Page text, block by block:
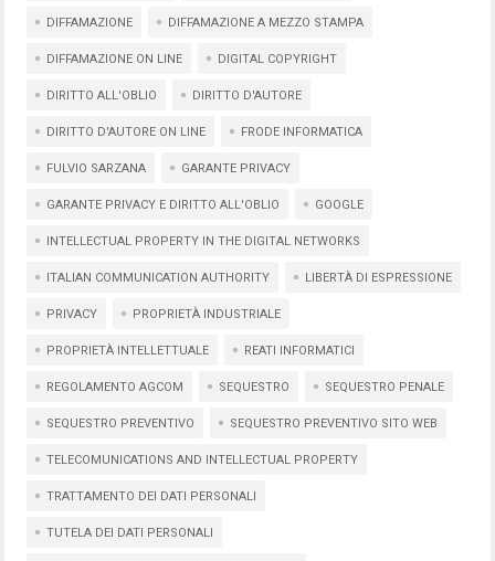
DIFFAMAZIONE DIFFAMAZIONE A MEZZO STAMPA
DIFFAMAZIONE ON LINE DIGITAL COPYRIGHT
DIRITTO ALL'OBLIO DIRITTO D'AUTORE
DIRITTO D'AUTORE ON LINE FRODE INFORMATICA
FULVIO SARZANA GARANTE PRIVACY
GARANTE PRIVACY E DIRITTO ALL'OBLIO GOOGLE
INTELLECTUAL PROPERTY IN THE DIGITAL NETWORKS
ITALIAN COMMUNICATION AUTHORITY LIBERTÀ DI ESPRESSIONE
PRIVACY PROPRIETÀ INDUSTRIALE
PROPRIETÀ INTELLETTUALE REATI INFORMATICI
REGOLAMENTO AGCOM SEQUESTRO SEQUESTRO PENALE
SEQUESTRO PREVENTIVO SEQUESTRO PREVENTIVO SITO WEB
TELECOMUNICATIONS AND INTELLECTUAL PROPERTY
TRATTAMENTO DEI DATI PERSONALI
TUTELA DEI DATI PERSONALI